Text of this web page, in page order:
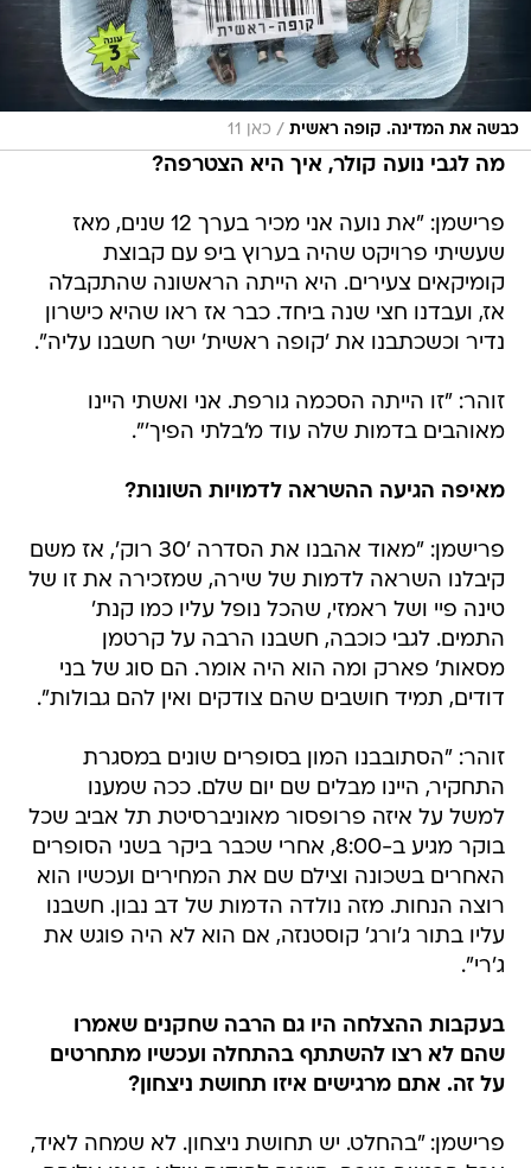
כבשה את המדינה. קופה ראשית / כאן 11
מה לגבי נועה קולר, איך היא הצטרפה?
פרישמן: "את נועה אני מכיר בערך 12 שנים, מאז
שעשיתי פרויקט שהיה בערוץ ביפ עם קבוצת
קומיקאים צעירים. היא הייתה הראשונה שהתקבלה
אז, ועבדנו חצי שנה ביחד. כבר אז ראו שהיא כישרון
נדיר וכשכתבנו את 'קופה ראשית' ישר חשבנו עליה".
זוהר: "זו הייתה הסכמה גורפת. אני ואשתי היינו
מאוהבים בדמות שלה עוד מ'בלתי הפיך'".
מאיפה הגיעה ההשראה לדמויות השונות?
פרישמן: "מאוד אהבנו את הסדרה '30 רוק', אז משם
קיבלנו השראה לדמות של שירה, שמזכירה את זו של
טינה פיי ושל ראמזי, שהכל נופל עליו כמו קנת'
התמים. לגבי כוכבה, חשבנו הרבה על קרטמן
מסאות' פארק ומה הוא היה אומר. הם סוג של בני
דודים, תמיד חושבים שהם צודקים ואין להם גבולות".
זוהר: "הסתובבנו המון בסופרים שונים במסגרת
התחקיר, היינו מבלים שם יום שלם. ככה שמענו
למשל על איזה פרופסור מאוניברסיטת תל אביב שכל
בוקר מגיע ב-8:00, אחרי שכבר ביקר בשני הסופרים
האחרים בשכונה וצילם שם את המחירים ועכשיו הוא
רוצה הנחות. מזה נולדה הדמות של דב נבון. חשבנו
עליו בתור ג'ורג' קוסטנזה, אם הוא לא היה פוגש את
ג'רי".
בעקבות ההצלחה היו גם הרבה שחקנים שאמרו
שהם לא רצו להשתתף בהתחלה ועכשיו מתחרטים
על זה. אתם מרגישים איזו תחושת ניצחון?
פרישמן: "בהחלט. יש תחושת ניצחון. לא שמחה לאיד,